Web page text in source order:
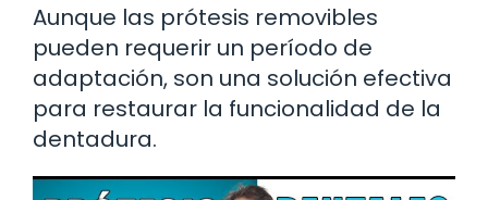
Aunque las prótesis removibles
pueden requerir un período de
adaptación, son una solución efectiva
para restaurar la funcionalidad de la
dentadura.